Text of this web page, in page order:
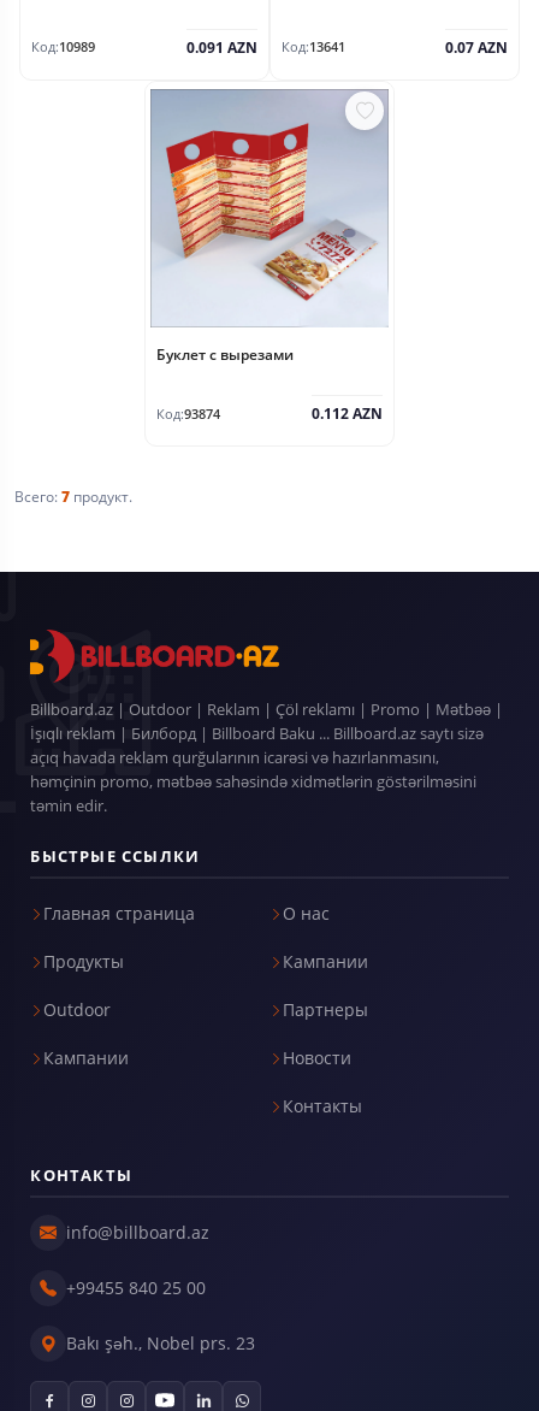
Код:10989 0.091 AZN Код:13641 0.07 AZN
Буклет с вырезами
Код:93874 0.112 AZN
Всего:7 продукт.
Billboard.az | Outdoor | Reklam | Çöl reklamı | Promo | Mətbəə |
İşıqlı reklam | Билборд | Billboard Baku ... Billboard.az saytı sizə
açıq havada reklam qurğularının icarəsi və hazırlanmasını,
həmçinin promo, mətbəə sahəsində xidmətlərin göstərilməsini
təmin edir.
БЫСТРЫЕ ССЫЛКИ
Главная страница
Продукты
Outdoor
Кампании
О нас
Кампании
Партнеры
Новости
Контакты
КОНТАКТЫ
info@billboard.az
+99455 840 25 00
Bakı şəh., Nobel prs. 23